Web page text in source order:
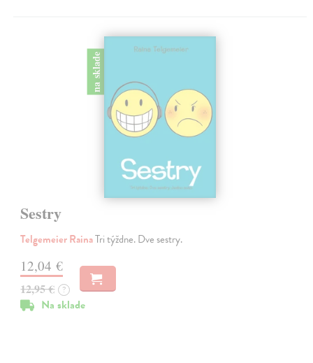
na sklade
Sestry
Telgemeier RainaTri týždne. Dve sestry.
12,04 €
12,95 € ?
Na sklade